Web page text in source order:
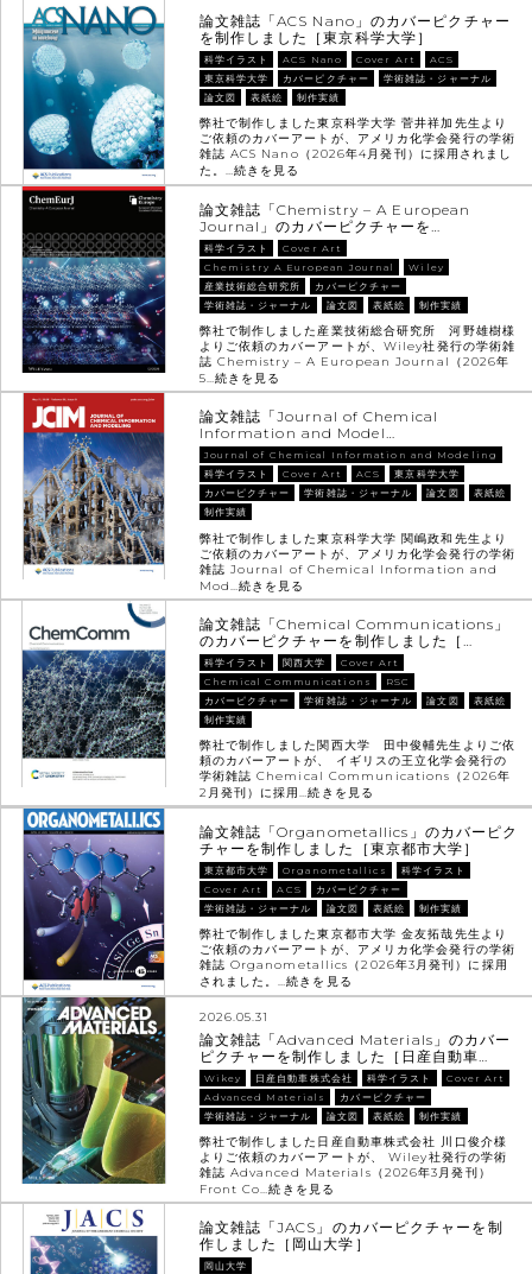
論文雑誌「ACS Nano」のカバーピクチャー
を制作しました［東京科学大学］
科学イラスト ACS Nano Cover Art
ACS
東京科学大学
カバーピクチャー
学術雑誌・ジャーナル
論文図
表紙絵 制作実績
弊社で制作しました東京科学大学 菅井祥加先生より
ご依頼のカバーアートが、アメリカ化学会発行の学術
雑誌 ACS Nano（2026年4月発刊）に採用されまし
た。…続きを見る
論文雑誌「Chemistry – A European
Journal」のカバーピクチャーを…
科学イラスト
Cover Art
Chemistry A European Journal
Wiley
産業技術総合研究所
カバーピクチャー
学術雑誌・ジャーナル
論文図 表紙絵 制作実績
弊社で制作しました産業技術総合研究所 河野雄樹様
よりご依頼のカバーアートが、Wiley社発行の学術雑
誌 Chemistry – A European Journal（2026年
5…続きを見る
論文雑誌「Journal of Chemical
Information and Model…
Journal of Chemical Information and Modeling
科学イラスト
Cover Art ACS
東京科学大学
カバーピクチャー
学術雑誌・ジャーナル 論文図
表紙絵
制作実績
弊社で制作しました東京科学大学 関嶋政和先生より
ご依頼のカバーアートが、アメリカ化学会発行の学術
雑誌 Journal of Chemical Information and
Mod… 続きを見る
論文雑誌「Chemical Communications」
のカバーピクチャーを制作しました［…
科学イラスト 関西大学
Cover Art
Chemical Communications
RSC
カバーピクチャー
学術雑誌・ジャーナル 論文図
表紙絵
制作実績
弊社で制作しました関西大学 田中俊輔先生よりご依
頼のカバーアートが、 イギリスの王立化学会発行の
学術雑誌 Chemical Communications（2026年
2月発刊）に採用…続きを見る
論文雑誌「Organometallics」のカバーピク
チャーを制作しました［東京都市大学］
東京都市大学 Organometallics
科学イラスト
Cover Art
ACS
カバーピクチャー
学術雑誌・ジャーナル
論文図 表紙絵 制作実績
弊社で制作しました東京都市大学 金友拓哉先生より
ご依頼のカバーアートが、アメリカ化学会発行の学術
雑誌 Organometallics（2026年3月発刊）に採用
されました。…続きを見る
2026.05.31
論文雑誌「Advanced Materials」のカバー
ピクチャーを制作しました［日産自動車…
Wikey 日産自動車株式会社 科学イラスト
Cover Art
Advanced Materials
カバーピクチャー
学術雑誌・ジャーナル
論文図 表紙絵 制作実績
弊社で制作しました日産自動車株式会社 川口俊介様
よりご依頼のカバーアートが、 Wiley社発行の学術
雑誌 Advanced Materials（2026年3月発刊）
Front Co…続きを見る
論文雑誌「JACS」のカバーピクチャーを制
作しました［岡山大学］
岡山大学